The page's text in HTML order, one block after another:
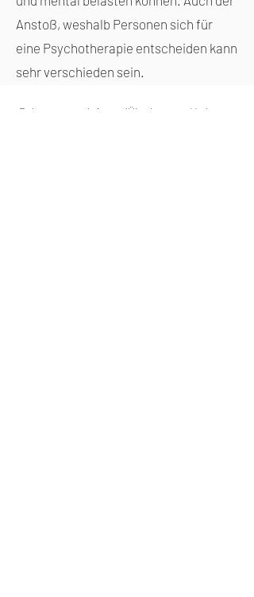
Anstoß, weshalb Personen sich für
eine Psychotherapie entscheiden kann
sehr verschieden sein.
Belastungsreaktionen (Überlastung, Verlust,